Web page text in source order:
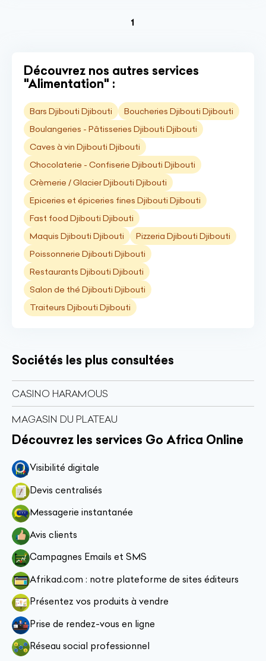
1
Découvrez nos autres services
"Alimentation" :
Bars Djibouti Djibouti
Boucheries Djibouti Djibouti
Boulangeries - Pâtisseries Djibouti Djibouti
Caves à vin Djibouti Djibouti
Chocolaterie - Confiserie Djibouti Djibouti
Crèmerie / Glacier Djibouti Djibouti
Epiceries et épiceries fines Djibouti Djibouti
Fast food Djibouti Djibouti
Maquis Djibouti Djibouti
Pizzeria Djibouti Djibouti
Poissonnerie Djibouti Djibouti
Restaurants Djibouti Djibouti
Salon de thé Djibouti Djibouti
Traiteurs Djibouti Djibouti
Sociétés les plus consultées
CASINO HARAMOUS
MAGASIN DU PLATEAU
Découvrez les services Go Africa Online
Visibilité digitale
Devis centralisés
Messagerie instantanée
Avis clients
Campagnes Emails et SMS
Afrikad.com : notre plateforme de sites éditeurs
Présentez vos produits à vendre
Prise de rendez-vous en ligne
Réseau social professionnel